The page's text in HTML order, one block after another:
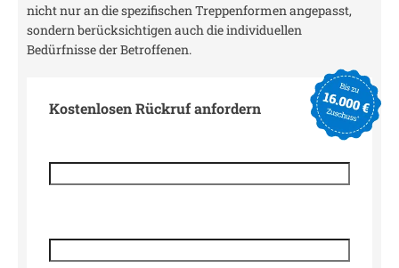
nicht nur an die spezifischen Treppenformen angepasst,
sondern berücksichtigen auch die individuellen
Bedürfnisse der Betroffenen.
Kostenlosen Rückruf anfordern